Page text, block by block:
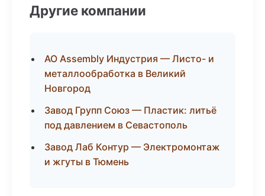
Другие компании
АО Assembly Индустрия — Листо- и
металлообработка в Великий
Новгород
Завод Групп Союз — Пластик: литьё
под давлением в Севастополь
Завод Лаб Контур — Электромонтаж
и жгуты в Тюмень